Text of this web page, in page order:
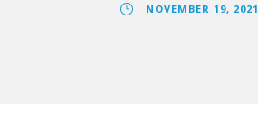
NOVEMBER 19, 2021